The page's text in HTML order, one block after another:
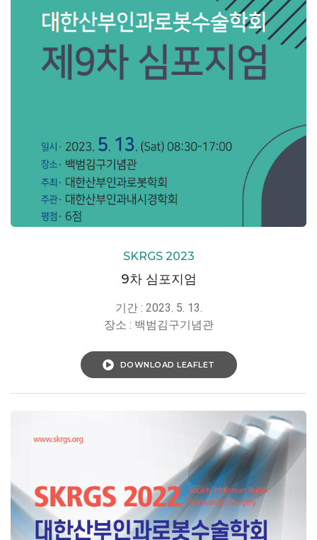
SKRGS 2023
9차 심포지엄
기간 : 2023. 5. 13.
장소 : 백범김구기념관
DOWNLOAD LEAFLET